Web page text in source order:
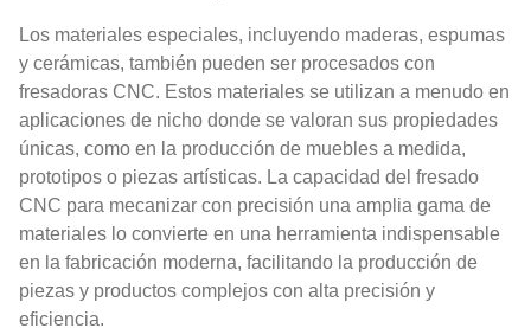
Los materiales especiales, incluyendo maderas, espumas
y cerámicas, también pueden ser procesados con
fresadoras CNC. Estos materiales se utilizan a menudo en
aplicaciones de nicho donde se valoran sus propiedades
únicas, como en la producción de muebles a medida,
prototipos o piezas artísticas. La capacidad del fresado
CNC para mecanizar con precisión una amplia gama de
materiales lo convierte en una herramienta indispensable
en la fabricación moderna, facilitando la producción de
piezas y productos complejos con alta precisión y
eficiencia.